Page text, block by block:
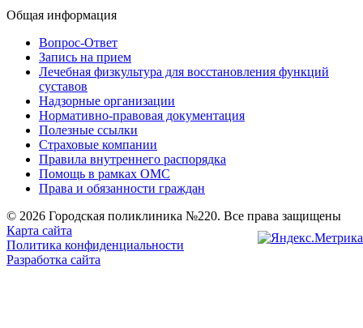
Общая информация
Вопрос-Ответ
Запись на прием
Лечебная физкультура для восстановления функций
суставов
Надзорные организации
Нормативно-правовая документация
Полезные ссылки
Страховые компании
Правила внутреннего распорядка
Помощь в рамках ОМС
Права и обязанности граждан
© 2026 Городская поликлиника №220. Все права защищены
Карта сайта
Политика конфиденциальности
Разработка сайта